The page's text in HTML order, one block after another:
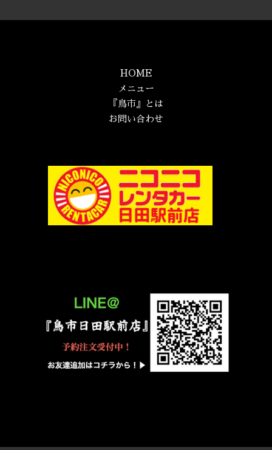
HOME
メニュー
『鳥市』とは
お問い合わせ